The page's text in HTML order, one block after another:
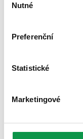
souhlasu
Nutné
Preferenční
Statistické
Marketingové
Proč a jak
Zveřejněno 04.06.2026